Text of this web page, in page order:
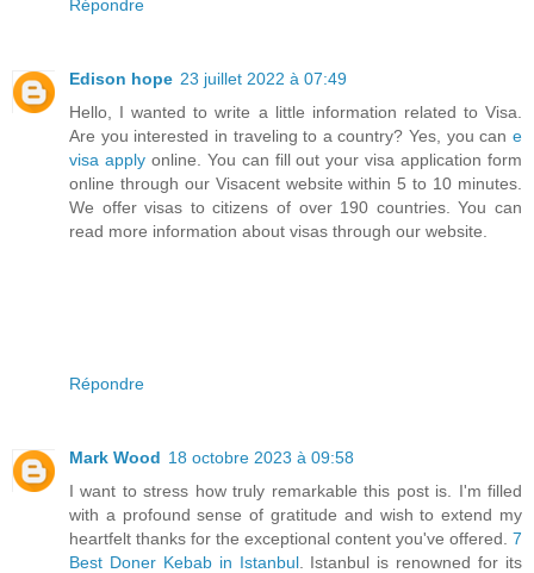
Répondre
Edison hope 23 juillet 2022 à 07:49
Hello, I wanted to write a little information related to Visa.
Are you interested in traveling to a country? Yes, you can e
visa applyonline. You can fill out your visa application form
online through our Visacent website within 5 to 10 minutes.
We offer visas to citizens of over 190 countries. You can
read more information about visas through our website.
Répondre
Mark Wood 18 octobre 2023 à 09:58
I want to stress how truly remarkable this post is. I'm filled
with a profound sense of gratitude and wish to extend my
heartfelt thanks for the exceptional content you've offered. 7
Best Doner Kebab in Istanbul. Istanbul is renowned for its